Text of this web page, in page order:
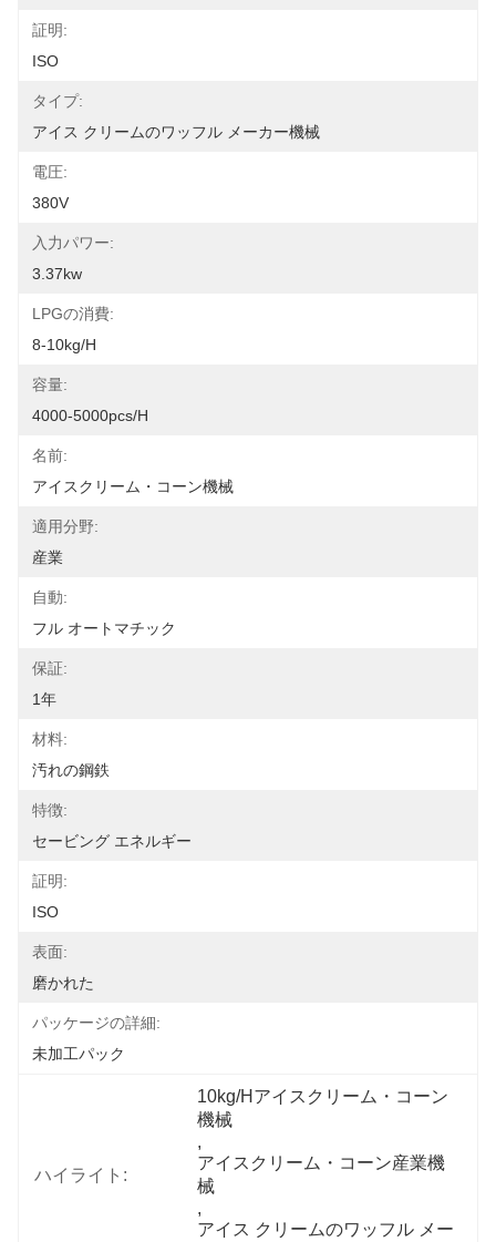
証明:
ISO
タイプ:
アイス クリームのワッフル メーカー機械
電圧:
380V
入力パワー:
3.37kw
LPGの消費:
8-10kg/h
容量:
4000-5000pcs/h
名前:
アイスクリーム・コーン機械
適用分野:
産業
自動:
フル オートマチック
保証:
1年
材料:
汚れの鋼鉄
特徴:
セービング エネルギー
証明:
ISO
表面:
磨かれた
パッケージの詳細:
未加工パック
ハイライト:
10kg/Hアイスクリーム・コーン
機械
,
アイスクリーム・コーン産業機
械
,
アイス クリームのワッフル メー